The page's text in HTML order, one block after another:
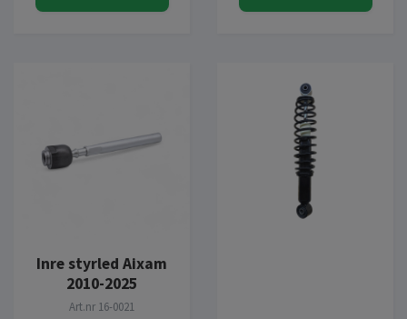
Inre styrled Aixam
2010-2025
Art.nr 16-0021